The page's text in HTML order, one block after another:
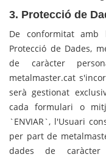
3. Protecció de
De conformitat amb
Protecció de Dades,
de caràcter
metalmaster.cat
serà gestionat
cada formulari o
`ENVIAR`, l'Usuari
per part de
dades de caràcter